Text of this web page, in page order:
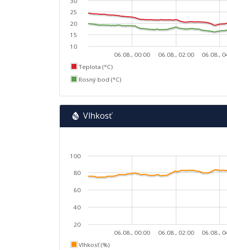
06.08., 00:00 06.08., 02:00 06.08.,
10
15
20
25
Teplota (°C)
Rosný bod (°C)
Vlhkosť
06.08., 00:00 06.08., 02:00 06.08.,
20
40
60
80
100
Vlhkosť (%)